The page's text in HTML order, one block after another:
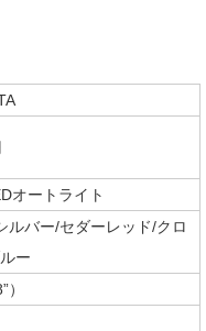
オートライト
ルバー/セダーレッド/クロ
ー